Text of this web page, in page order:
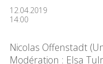
12.04.2019
14:00
Nicolas Offenstadt
Modération : Elsa